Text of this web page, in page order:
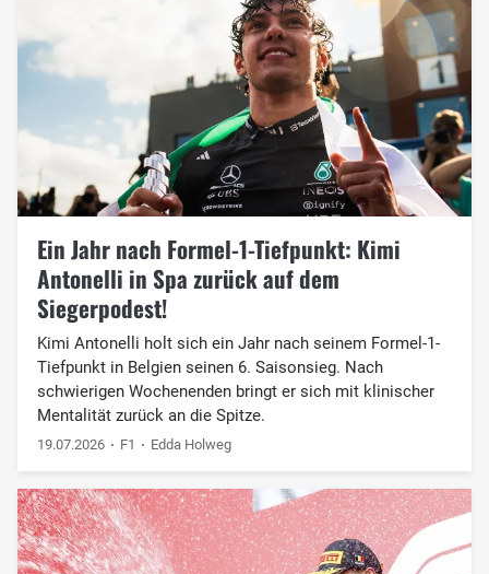
Ein Jahr nach Formel-1-Tiefpunkt: Kimi
Antonelli in Spa zurück auf dem
Siegerpodest!
Kimi Antonelli holt sich ein Jahr nach seinem Formel-1-
Tiefpunkt in Belgien seinen 6. Saisonsieg. Nach
schwierigen Wochenenden bringt er sich mit klinischer
Mentalität zurück an die Spitze.
19.07.2026 F1 Edda Holweg